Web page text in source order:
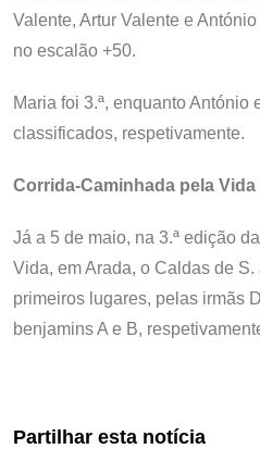
Valente, Artur Valente e
no escalão +50.
Maria foi 3.ª, enquanto António
classificados, respetivamente.
Corrida-Caminhada pela Vida
Já a 5 de maio, na 3.ª edição
Vida, em Arada, o Caldas de
primeiros lugares, pelas irmãs
benjamins A e B,
Partilhar esta notícia